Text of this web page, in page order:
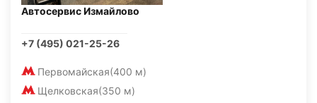
Автосервис Измайлово
+7 (495) 021-25-26
Первомайская(400 м)
Щелковская(350 м)